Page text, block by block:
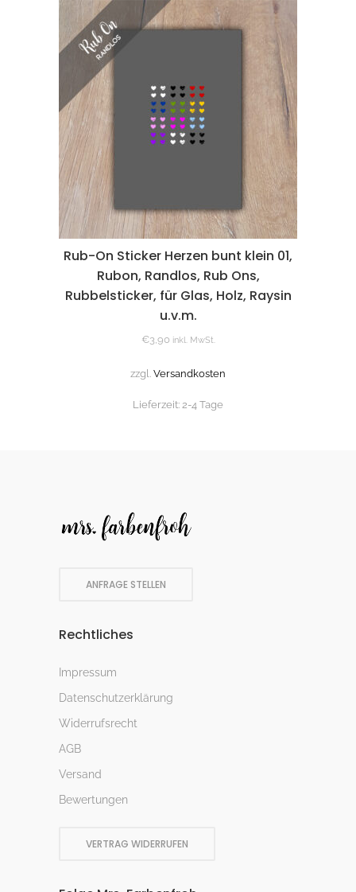
Rub-On Sticker Herzen bunt klein 01,
Rubon, Randlos, Rub Ons,
Rubbelsticker, für Glas, Holz, Raysin
u.v.m.
€3,90 inkl. MwSt.
zzgl. Versandkosten
Lieferzeit: 2-4 Tage
ANFRAGE STELLEN
Rechtliches
Impressum
Datenschutzerklärung
Widerrufsrecht
AGB
Versand
Bewertungen
VERTRAG WIDERRUFEN